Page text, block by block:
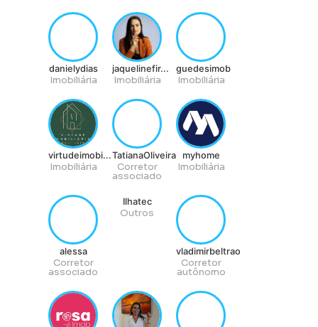
danielydias
Imobiliária
jaquelinefir...
Imobiliária
guedesimob
Imobiliária
virtudeimobi...
Imobiliária
TatianaOliveira
Corretor
associado
myhome
Imobiliária
alessa
Corretor
associado
Ilhatec
Outros
vladimirbeltrao
Corretor
autônomo